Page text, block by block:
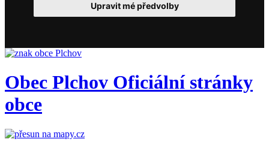
Upravit mé předvolby
Obec Plchov Oficiální stránky
obce